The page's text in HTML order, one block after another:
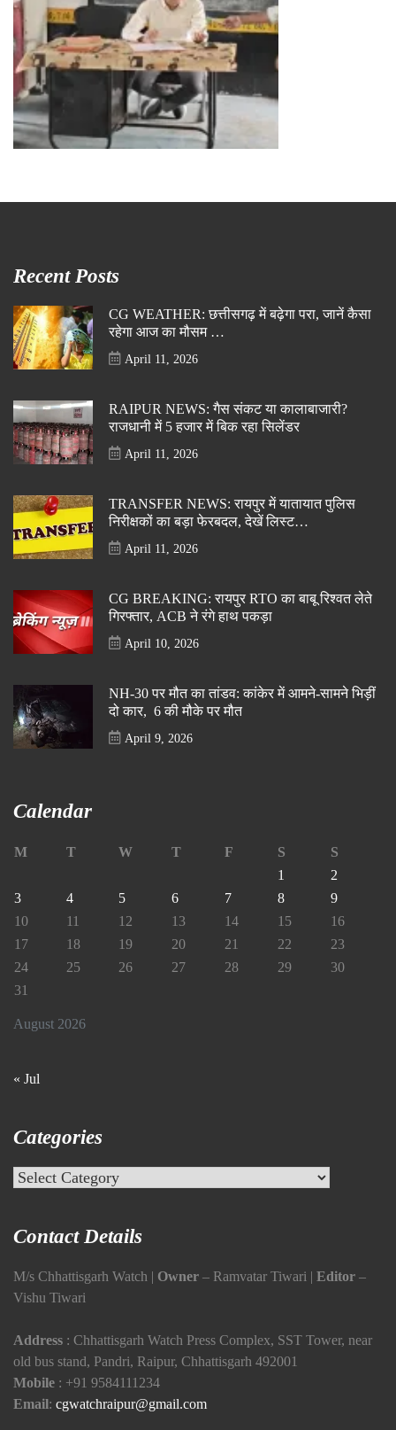
Recent Posts
CG WEATHER: छत्तीसगढ़ में बढ़ेगा परा, जानें कैसा
रहेगा आज का मौसम …
April 11, 2026
RAIPUR NEWS: गैस संकट या कालाबाजारी?
राजधानी में 5 हजार में बिक रहा सिलेंडर
April 11, 2026
TRANSFER NEWS: रायपुर में यातायात पुलिस
निरीक्षकों का बड़ा फेरबदल, देखें लिस्ट…
April 11, 2026
CG BREAKING: रायपुर RTO का बाबू रिश्वत लेते
गिरफ्तार, ACB ने रंगे हाथ पकड़ा
April 10, 2026
NH-30 पर मौत का तांडव: कांकेर में आमने-सामने भिड़ीं
दो कार, 6 की मौके पर मौत
April 9, 2026
Calendar
August 2026
M T W T F S
S
1
2
3
4 5 6 7 8
9
10
11 12 13 14 15
16
17
18 19 20 21 22
23
24
25 26 27 28 29
30
31
« Jul
Categories
Categories
Contact Details
M/s Chhattisgarh Watch | Owner – Ramvatar Tiwari | Editor –
Vishu Tiwari
Address : Chhattisgarh Watch Press Complex, SST Tower, near
old bus stand, Pandri, Raipur, Chhattisgarh 492001
Mobile : +91 9584111234
Email: cgwatchraipur@gmail.com